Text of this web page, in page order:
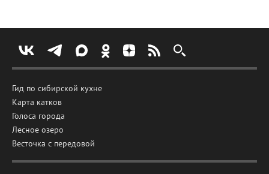
Гид по сибирской кухне
Карта катков
Голоса города
Лесное озеро
Весточка с передовой